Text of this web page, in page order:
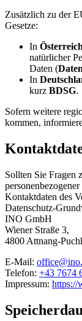
Zusätzlich zu der
Gesetze:
In Österreich
natürlicher
Daten (
In
kurz BDSG.
Sofern weitere
kommen,
Sollten Sie Fragen
Kontaktdaten des
Datenschutz-
INO GmbH
Wiener Straße 3,
4800 Attnang-
E-Mail:
Telefon: +43 7674
Impressum: https://